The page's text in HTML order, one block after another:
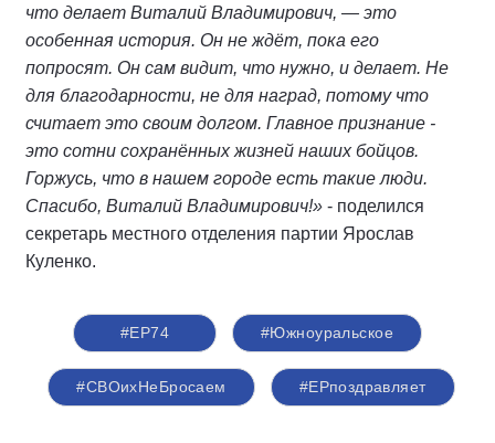
что делает Виталий Владимирович, — это
особенная история. Он не ждёт, пока его
попросят. Он сам видит, что нужно, и делает. Не
для благодарности, не для наград, потому что
считает это своим долгом. Главное признание -
это сотни сохранённых жизней наших бойцов.
Горжусь, что в нашем городе есть такие люди.
Спасибо, Виталий Владимирович!» - поделился
секретарь местного отделения партии Ярослав
Куленко.
#ЕР74 #Южноуральское
#СВОихНеБросаем #ЕРпоздравляет